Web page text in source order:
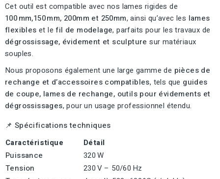
Cet outil est compatible avec nos lames rigides de
100 mm,150 mm, 200mm et 250mm, ainsi qu’avec les lames
flexibles et lefil de modelage, parfaits pour les travaux de
dégrossissage, évidement et sculpture sur matériaux
souples.
Nous proposons également une large gamme de pièces de
rechange et d’accessoires compatibles, tels que guides
de coupe, lames de rechange, outils pour évidements et
dégrossissages, pour un usage professionnel étendu.
📌 Spécifications techniques
Caractéristique
Détail
Puissance
320 W
Tension
230 V – 50/60 Hz